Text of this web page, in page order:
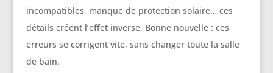
incompatibles, manque de protection solaire… ces
détails créent l’effet inverse. Bonne nouvelle : ces
erreurs se corrigent vite, sans changer toute la salle
de bain.